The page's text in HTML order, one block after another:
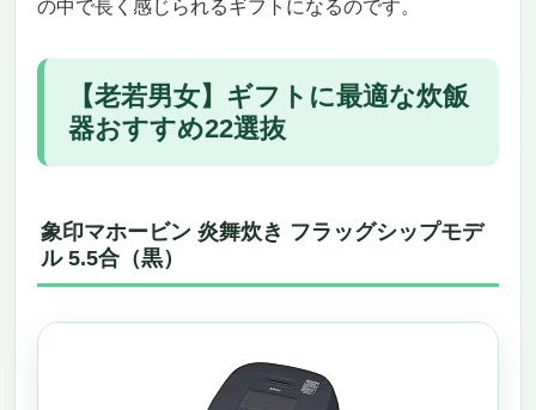
こういう人におすすめ・逆にこういう人には
微妙かも
“買わなきゃ損する”レベルの価値
象印マホービン 炎舞炊き フラッグシップモデ
これ一択！圧倒的な炊き上がりで心をつかむ
一台
時短×極上の味、両方欲しい人に刺さる万能
モデル
の中で長く感じられるギフトになるのです。
【老若男女】ギフトに最適な炊飯
器おすすめ22選抜
象印マホービン 炎舞炊き フラッグシップモデ
ル 5.5合（黒）